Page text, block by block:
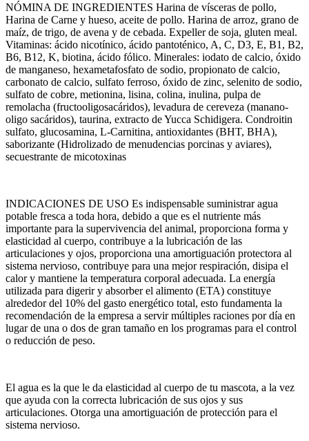
NÓMINA DE INGREDIENTES Harina de vísceras de pollo,
Harina de Carne y hueso, aceite de pollo. Harina de arroz, grano de
maíz, de trigo, de avena y de cebada. Expeller de soja, gluten meal.
Vitaminas: ácido nicotínico, ácido pantoténico, A, C, D3, E, B1, B2,
B6, B12, K, biotina, ácido fólico. Minerales: iodato de calcio, óxido
de manganeso, hexametafosfato de sodio, propionato de calcio,
carbonato de calcio, sulfato ferroso, óxido de zinc, selenito de sodio,
sulfato de cobre, metionina, lisina, colina, inulina, pulpa de
remolacha (fructooligosacáridos), levadura de cereveza (manano-
oligo sacáridos), taurina, extracto de Yucca Schidigera. Condroitin
sulfato, glucosamina, L-Carnitina, antioxidantes (BHT, BHA),
saborizante (Hidrolizado de menudencias porcinas y aviares),
secuestrante de micotoxinas
INDICACIONES DE USO Es indispensable suministrar agua
potable fresca a toda hora, debido a que es el nutriente más
importante para la supervivencia del animal, proporciona forma y
elasticidad al cuerpo, contribuye a la lubricación de las
articulaciones y ojos, proporciona una amortiguación protectora al
sistema nervioso, contribuye para una mejor respiración, disipa el
calor y mantiene la temperatura corporal adecuada. La energía
utilizada para digerir y absorber el alimento (ETA) constituye
alrededor del 10% del gasto energético total, esto fundamenta la
recomendación de la empresa a servir múltiples raciones por día en
lugar de una o dos de gran tamaño en los programas para el control
o reducción de peso.
El agua es la que le da elasticidad al cuerpo de tu mascota, a la vez
que ayuda con la correcta lubricación de sus ojos y sus
articulaciones. Otorga una amortiguación de protección para el
sistema nervioso.